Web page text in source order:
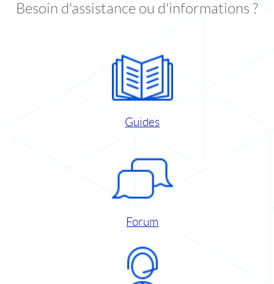
Besoin d'assistance ou d'informations ?
Guides
Forum